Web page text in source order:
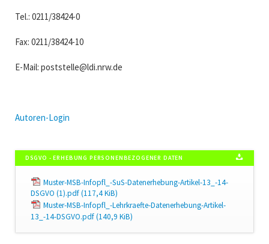
Tel.: 0211/38424-0
Fax: 0211/38424-10
E-Mail: poststelle@ldi.nrw.de
Autoren-Login
DSGVO - ERHEBUNG PERSONENBEZOGENER DATEN
Muster-MSB-Infopfl_-SuS-Datenerhebung-Artikel-13_-14-
DSGVO (1).pdf(117,4 KiB)
Muster-MSB-Infopfl_-Lehrkraefte-Datenerhebung-Artikel-
13_-14-DSGVO.pdf(140,9 KiB)